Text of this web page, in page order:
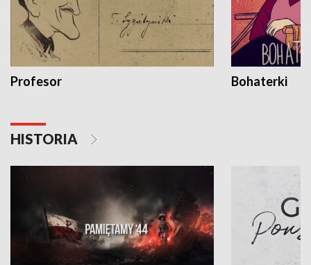
Profesor Bohaterki
HISTORIA